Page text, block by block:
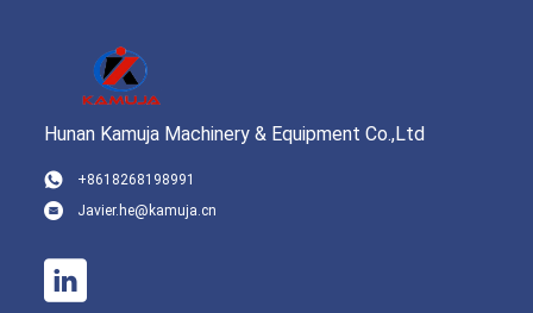
Hunan Kamuja Machinery & Equipment Co.,Ltd
+8618268198991
Javier.he@kamuja.cn